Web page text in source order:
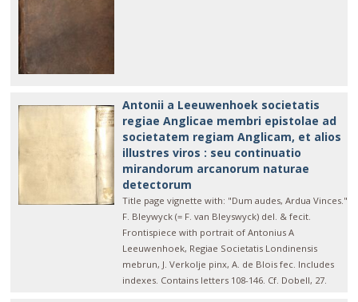
Antonii a Leeuwenhoek societatis
regiae Anglicae membri epistolae ad
societatem regiam Anglicam, et alios
illustres viros : seu continuatio
mirandorum arcanorum naturae
detectorum
Title page vignette with: "Dum audes, Ardua Vinces."
F. Bleywyck (= F. van Bleyswyck) del. & fecit.
Frontispiece with portrait of Antonius A
Leeuwenhoek, Regiae Societatis Londinensis
mebrun, J. Verkolje pinx, A. de Blois fec. Includes
indexes. Contains letters 108-146. Cf. Dobell, 27.